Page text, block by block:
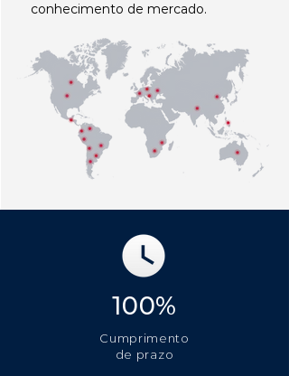
conhecimento de mercado.
100%
Cumprimento
de prazo